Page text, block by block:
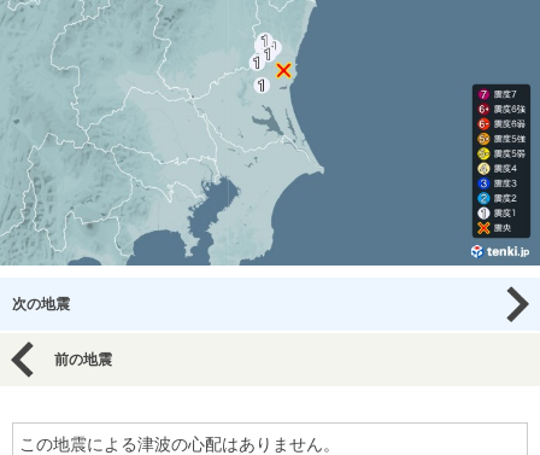
次の地震
前の地震
この地震による津波の心配はありません。